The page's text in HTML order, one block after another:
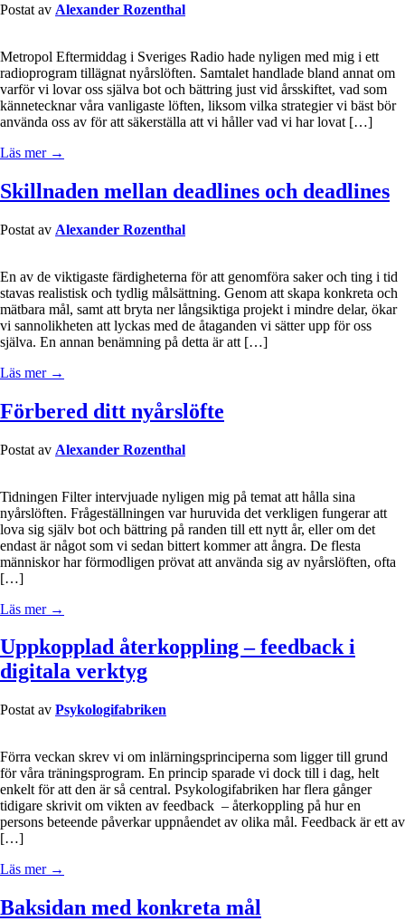
Postat av Alexander Rozenthal
Metropol Eftermiddag i Sveriges Radio hade nyligen med mig i ett
radioprogram tillägnat nyårslöften. Samtalet handlade bland annat om
varför vi lovar oss själva bot och bättring just vid årsskiftet, vad som
kännetecknar våra vanligaste löften, liksom vilka strategier vi bäst bör
använda oss av för att säkerställa att vi håller vad vi har lovat […]
Läs mer →
Skillnaden mellan deadlines och deadlines
Postat av Alexander Rozenthal
En av de viktigaste färdigheterna för att genomföra saker och ting i tid
stavas realistisk och tydlig målsättning. Genom att skapa konkreta och
mätbara mål, samt att bryta ner långsiktiga projekt i mindre delar, ökar
vi sannolikheten att lyckas med de åtaganden vi sätter upp för oss
själva. En annan benämning på detta är att […]
Läs mer →
Förbered ditt nyårslöfte
Postat av Alexander Rozenthal
Tidningen Filter intervjuade nyligen mig på temat att hålla sina
nyårslöften. Frågeställningen var huruvida det verkligen fungerar att
lova sig själv bot och bättring på randen till ett nytt år, eller om det
endast är något som vi sedan bittert kommer att ångra. De flesta
människor har förmodligen prövat att använda sig av nyårslöften, ofta
[…]
Läs mer →
Uppkopplad återkoppling – feedback i
digitala verktyg
Postat av Psykologifabriken
Förra veckan skrev vi om inlärningsprinciperna som ligger till grund
för våra träningsprogram. En princip sparade vi dock till i dag, helt
enkelt för att den är så central. Psykologifabriken har flera gånger
tidigare skrivit om vikten av feedback – återkoppling på hur en
persons beteende påverkar uppnåendet av olika mål. Feedback är ett av
[…]
Läs mer →
Baksidan med konkreta mål